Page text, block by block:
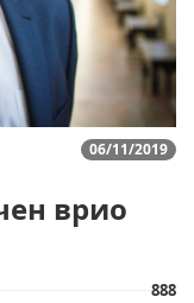
06/11/2019
врио
888